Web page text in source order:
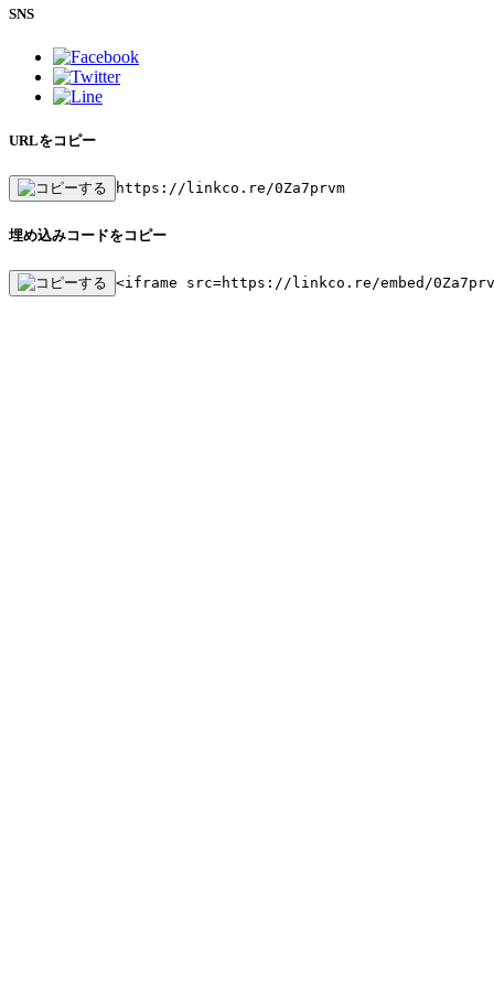
SNS
URLをコピー
https://linkco.re/0Za7prvm
埋め込みコードをコピー
<iframe src=https://linkco.re/embed/